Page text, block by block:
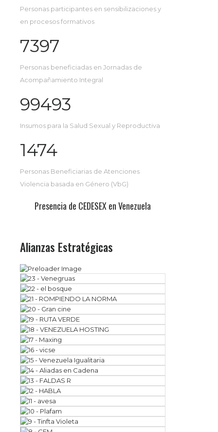
Personas participantes en sensibilizaciones y
en procesos formativos
7397
Personas beneficiadas en Jornadas de
Acompañamiento Integral
99493
Insumos para la Salud Sexual y Reproductiva
1474
Personas Beneficiarias de Atenciones
Violencia basada en Género (VbG)
Presencia de CEDESEX en Venezuela
Alianzas Estratégicas